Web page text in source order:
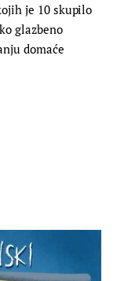
je 10 skupilo
glazbeno
domaće